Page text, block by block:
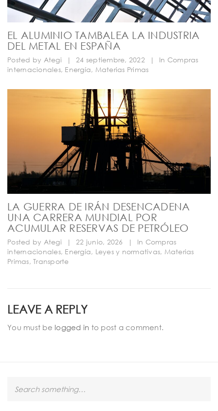
EL ALUMINIO TAMBALEA LA INDUSTRIA
DEL METAL EN ESPAÑA
Posted by Ategi | 24 septiembre, 2022 | In Compras
internacionales, Energía, Materias Primas
LA GUERRA DE IRÁN DESENCADENA
UNA CARRERA MUNDIAL POR
ACUMULAR RESERVAS DE PETRÓLEO
Posted by Ategi | 22 junio, 2026 | In Compras
internacionales, Energía, Leyes y normativas, Materias
Primas, Transporte
LEAVE A REPLY
You must be logged in to post a comment.